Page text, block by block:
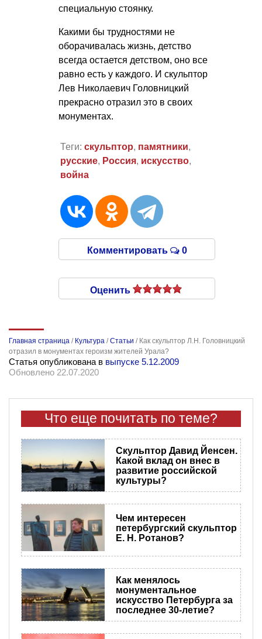
специальную стоянку.
Какими бы трудностями не
оборачивалась жизнь, детство
всегда остается детством, оно все
равно есть у каждого. И скульптор
Лев Николаевич Головницкий
прекрасно отразил это в своих
монументах.
Теги: скульптор, памятники,
русские, Россия, искусство,
война
Комментировать 0
Оценить
Главная страница / Культура /Статьи / Как скульптор Л.Н. Головницкий
отразил в монументах героизм жителей Урала?
Статья опубликована в выпуске 5.12.2009
Обновлено 22.07.2020
Что еще почитать по теме?
Скульптор Давид Йенсен.
Какой вклад он внес в
развитие российской
культуры?
Чем интересен
петербургский скульптор
Е. Н. Ротанов?
Как менялось
монументальное
искусство Петербурга за
последнее 30-летие?